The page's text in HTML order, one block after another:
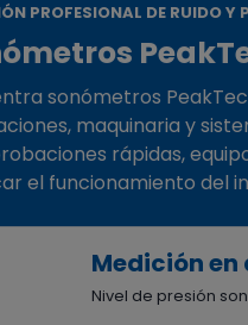
PROFESIONAL DE RUIDO Y
sonómetros
maquinaria y
rápidas,
el funcionamiento del
Medición en
Nivel de presión